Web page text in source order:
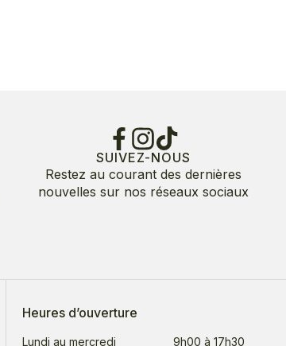
SUIVEZ-NOUS
Restez au courant des dernières
nouvelles sur nos réseaux sociaux
Heures d’ouverture
Lundi au mercredi 9h00 à 17h30